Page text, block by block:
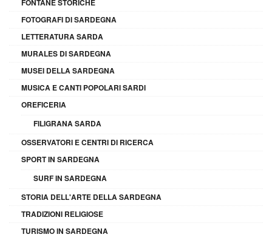
FONTANE STORICHE
FOTOGRAFI DI SARDEGNA
LETTERATURA SARDA
MURALES DI SARDEGNA
MUSEI DELLA SARDEGNA
MUSICA E CANTI POPOLARI SARDI
OREFICERIA
FILIGRANA SARDA
OSSERVATORI E CENTRI DI RICERCA
SPORT IN SARDEGNA
SURF IN SARDEGNA
STORIA DELL'ARTE DELLA SARDEGNA
TRADIZIONI RELIGIOSE
TURISMO IN SARDEGNA